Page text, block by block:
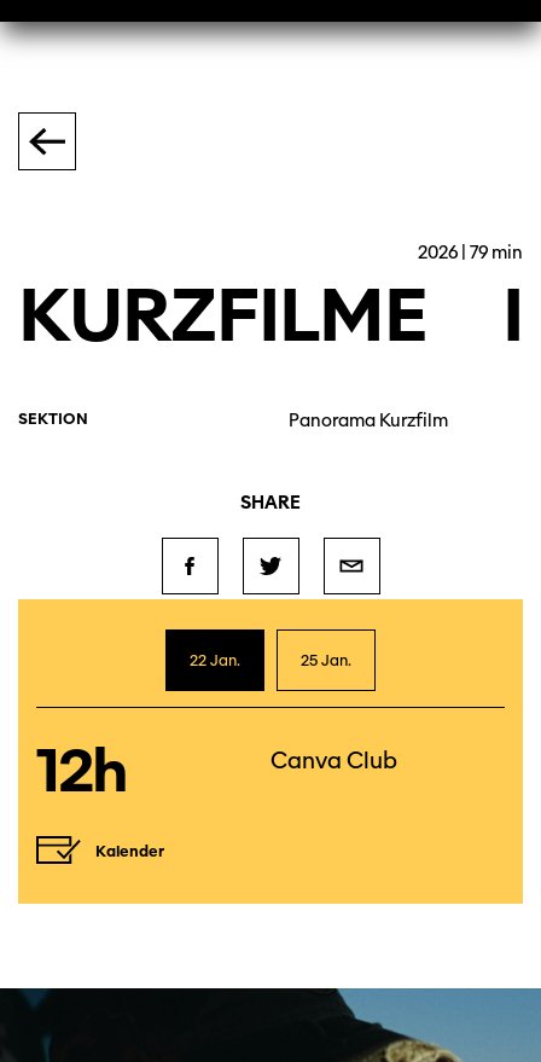
2026 | 79 min
KURZFILME I
SEKTION Panorama Kurzfilm
SHARE
22 Jan. 25 Jan.
12h Canva Club
Kalender